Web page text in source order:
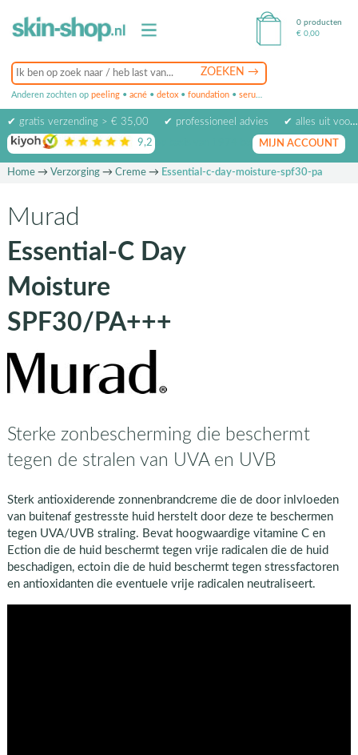
Anderen zochten op peeling • acné • detox • foundation • serum
0 producten
€ 0,00
✔ gratis verzending > € 35,00 ✔ professioneel advies
✔ alles uit voorraad leverbaar
9,2 op basis van beoordelingen
MIJN ACCOUNT
Home→ Verzorging→ Creme→ Essential-c-day-moisture-spf30-pa
Murad
Essential-C Day
Moisture
SPF30/PA+++
Sterke zonbescherming die beschermt
tegen de stralen van UVA en UVB
Sterk antioxiderende zonnenbrandcreme die de door inlvloeden
van buitenaf gestresste huid herstelt door deze te beschermen
tegen UVA/UVB straling. Bevat hoogwaardige vitamine C en
Ection die de huid beschermt tegen vrije radicalen die de huid
beschadigen, ectoin die de huid beschermt tegen stressfactoren
en antioxidanten die eventuele vrije radicalen neutraliseert.